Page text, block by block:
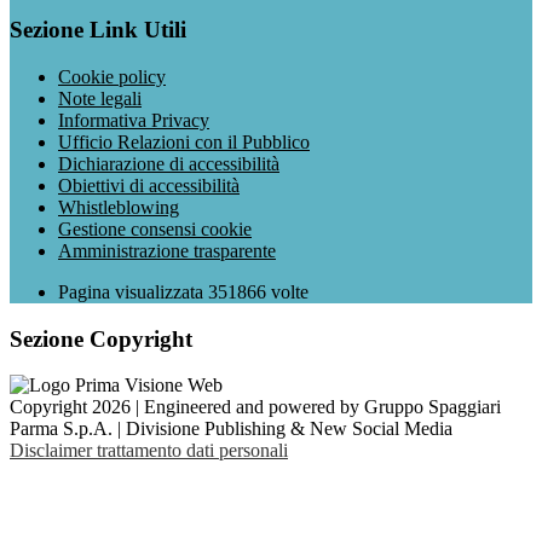
Sezione Link Utili
Cookie policy
Note legali
Informativa Privacy
Ufficio Relazioni con il Pubblico
Dichiarazione di accessibilità
Obiettivi di accessibilità
Whistleblowing
Gestione consensi cookie
Amministrazione trasparente
Pagina visualizzata 351866 volte
Sezione Copyright
Copyright 2026 | Engineered and powered by Gruppo Spaggiari
Parma S.p.A. | Divisione Publishing & New Social Media
Disclaimer trattamento dati personali